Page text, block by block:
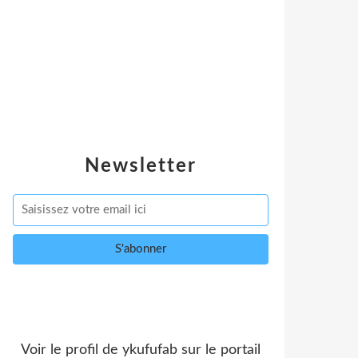
Newsletter
Voir le profil de ykufufab sur le portail